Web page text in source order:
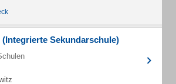
Sekundarschule)